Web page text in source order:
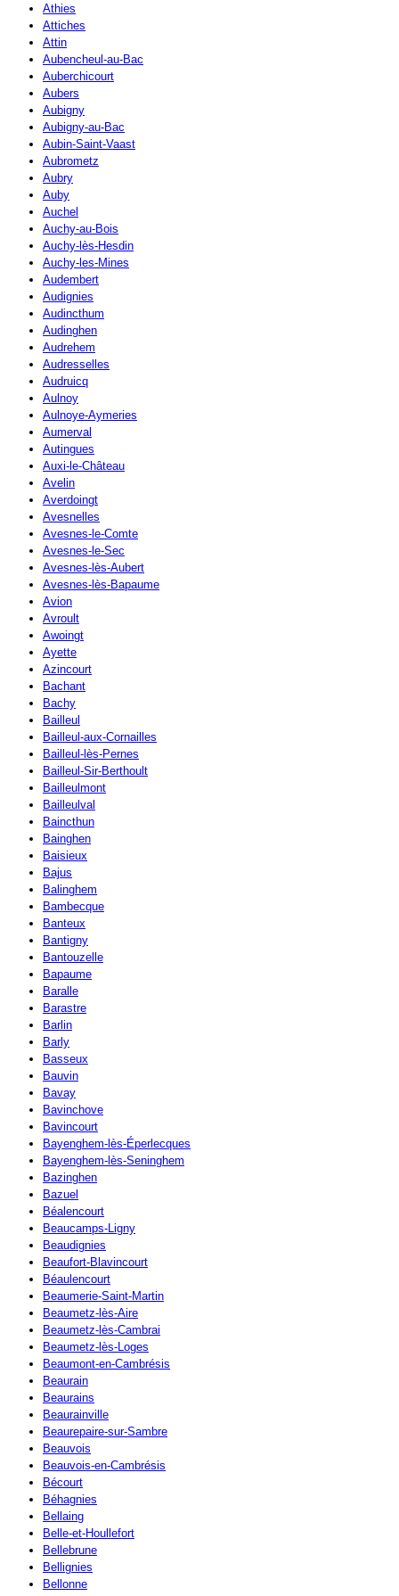
Athies
Attiches
Attin
Aubencheul-au-Bac
Auberchicourt
Aubers
Aubigny
Aubigny-au-Bac
Aubin-Saint-Vaast
Aubrometz
Aubry
Auby
Auchel
Auchy-au-Bois
Auchy-lès-Hesdin
Auchy-les-Mines
Audembert
Audignies
Audincthum
Audinghen
Audrehem
Audresselles
Audruicq
Aulnoy
Aulnoye-Aymeries
Aumerval
Autingues
Auxi-le-Château
Avelin
Averdoingt
Avesnelles
Avesnes-le-Comte
Avesnes-le-Sec
Avesnes-lès-Aubert
Avesnes-lès-Bapaume
Avion
Avroult
Awoingt
Ayette
Azincourt
Bachant
Bachy
Bailleul
Bailleul-aux-Cornailles
Bailleul-lès-Pernes
Bailleul-Sir-Berthoult
Bailleulmont
Bailleulval
Baincthun
Bainghen
Baisieux
Bajus
Balinghem
Bambecque
Banteux
Bantigny
Bantouzelle
Bapaume
Baralle
Barastre
Barlin
Barly
Basseux
Bauvin
Bavay
Bavinchove
Bavincourt
Bayenghem-lès-Éperlecques
Bayenghem-lès-Seninghem
Bazinghen
Bazuel
Béalencourt
Beaucamps-Ligny
Beaudignies
Beaufort-Blavincourt
Béaulencourt
Beaumerie-Saint-Martin
Beaumetz-lès-Aire
Beaumetz-lès-Cambrai
Beaumetz-lès-Loges
Beaumont-en-Cambrésis
Beaurain
Beaurains
Beaurainville
Beaurepaire-sur-Sambre
Beauvois
Beauvois-en-Cambrésis
Bécourt
Béhagnies
Bellaing
Belle-et-Houllefort
Bellebrune
Bellignies
Bellonne